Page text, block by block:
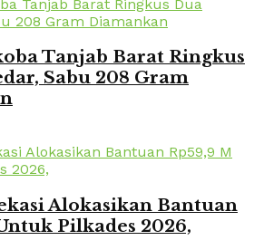
Tanjab Barat Ringkus
Sabu 208 Gram
Alokasikan Bantuan
Pilkades 2026,